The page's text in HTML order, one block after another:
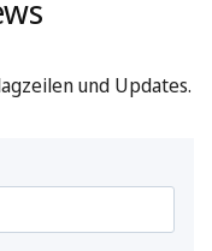
und Updates.